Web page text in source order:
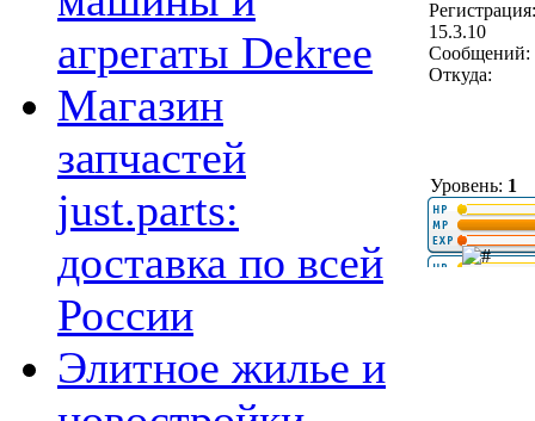
агрегаты Dekree
Магазин
запчастей
just.parts:
доставка по всей
России
Элитное жилье и
Регистрация:
15.3.10
Сообщений:
Откуда:
Уровень: 1